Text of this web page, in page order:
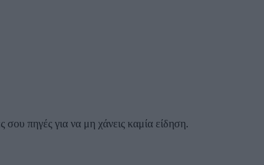
πηγές για να μη χάνεις καμία είδηση.